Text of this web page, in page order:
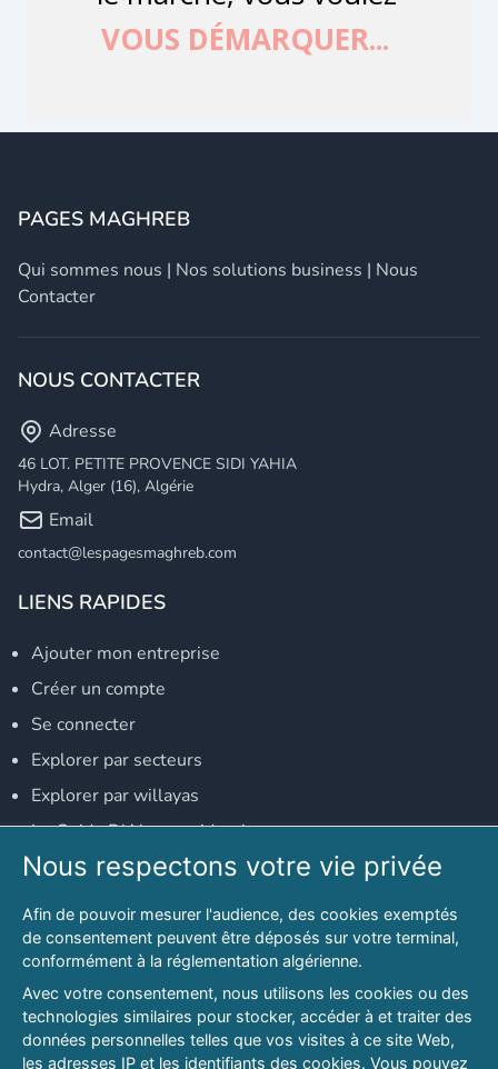
PAGES MAGHREB
Qui sommes nous | Nos solutions business | Nous
Contacter
NOUS CONTACTER
Adresse
46 LOT. PETITE PROVENCE SIDI YAHIA
Hydra, Alger (16), Algérie
Email
contact@lespagesmaghreb.com
LIENS RAPIDES
Ajouter mon entreprise
Créer un compte
Se connecter
Explorer par secteurs
Explorer par willayas
Le Guide D'Alger, guide-alger.com
NOS RÉSEAUX SOCIAUX
Notre page Facebook
Notre page LinkedIn
Notre page Instagram
Notre page Twitter
Nous respectons votre vie privée
Afin de pouvoir mesurer l'audience, des cookies exemptés
de consentement peuvent être déposés sur votre terminal,
conformément à la réglementation algérienne.
Avec votre consentement, nous utilisons les cookies ou des
technologies similaires pour stocker, accéder à et traiter des
données personnelles telles que vos visites à ce site Web,
les adresses IP et les identifiants des cookies. Vous pouvez